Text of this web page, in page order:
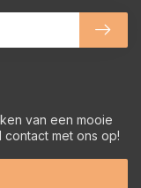
van een mooie
met ons op!